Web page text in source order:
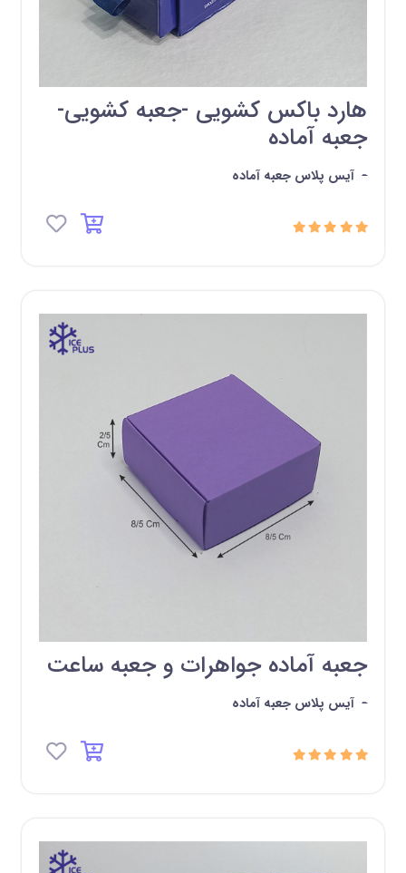
هارد باکس کشویی -جعبه کشویی-
جعبه آماده
- آیس پلاس جعبه آماده
جعبه آماده جواهرات و جعبه ساعت
- آیس پلاس جعبه آماده